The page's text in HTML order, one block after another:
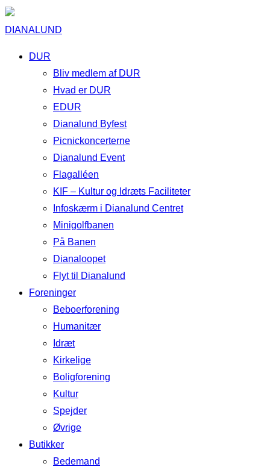
DIANALUND
DUR
Bliv medlem af DUR
Hvad er DUR
EDUR
Dianalund Byfest
Picnickoncerterne
Dianalund Event
Flagalléen
KIF – Kultur og Idræts Faciliteter
Infoskærm i Dianalund Centret
Minigolfbanen
På Banen
Dianaloopet
Flyt til Dianalund
Foreninger
Beboerforening
Humanitær
Idræt
Kirkelige
Boligforening
Kultur
Spejder
Øvrige
Butikker
Bedemand